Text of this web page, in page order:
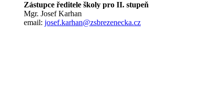
Zástupce ředitele školy pro II. stupeň
Mgr. Josef Karhan
email: josef.karhan@zsbrezenecka.cz